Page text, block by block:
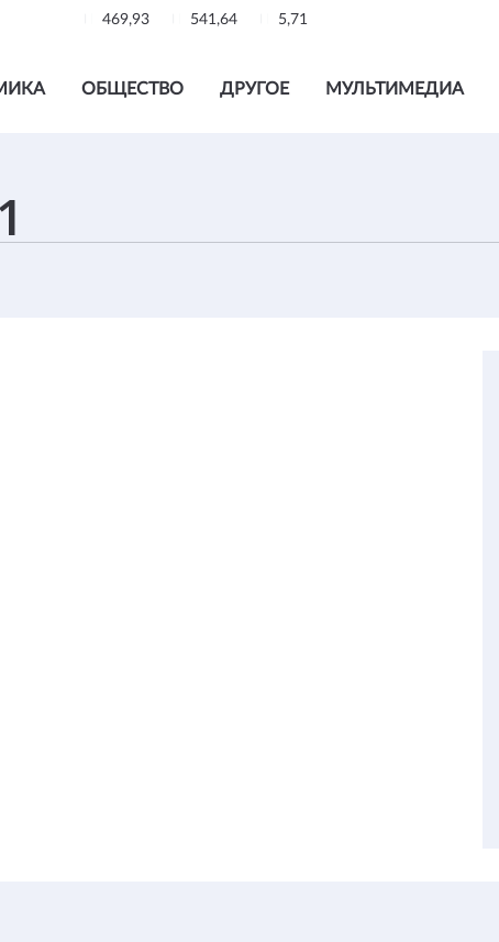
469,93 541,64 5,71
ОБЩЕСТВО ДРУГОЕ МУЛЬТИМЕДИА